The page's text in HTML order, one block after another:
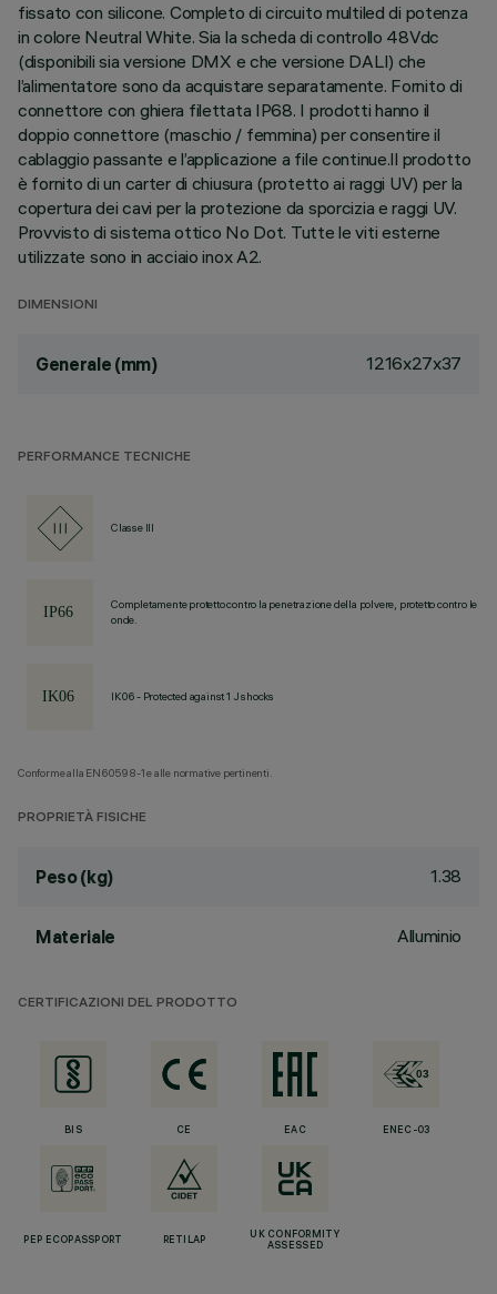
fissato con silicone. Completo di circuito multiled di potenza
in colore Neutral White. Sia la scheda di controllo 48Vdc
(disponibili sia versione DMX e che versione DALI) che
l’alimentatore sono da acquistare separatamente. Fornito di
connettore con ghiera filettata IP68. I prodotti hanno il
doppio connettore (maschio / femmina) per consentire il
cablaggio passante e l’applicazione a file continue.Il prodotto
è fornito di un carter di chiusura (protetto ai raggi UV) per la
copertura dei cavi per la protezione da sporcizia e raggi UV.
Provvisto di sistema ottico No Dot. Tutte le viti esterne
utilizzate sono in acciaio inox A2.
DIMENSIONI
Generale (mm) 1216x27x37
PERFORMANCE TECNICHE
Classe III
Completamente protetto contro la penetrazione della polvere, protetto contro le
onde.
IK06 - Protected against 1 J shocks
Conforme alla EN60598-1 e alle normative pertinenti.
PROPRIETÀ FISICHE
Peso (kg) 1.38
Materiale Alluminio
CERTIFICAZIONI DEL PRODOTTO
BIS CE EAC ENEC-03
PEP ECOPASSPORT RETILAP
UK CONFORMITY
ASSESSED